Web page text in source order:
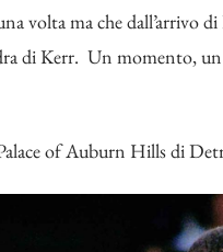
volta ma che dall’arrivo
di Kerr. Un momento,
of Auburn Hills di